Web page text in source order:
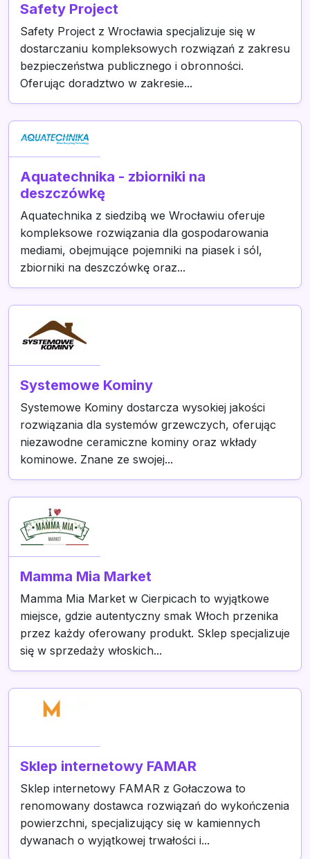
Safety Project
Safety Project z Wrocławia specjalizuje się w
dostarczaniu kompleksowych rozwiązań z zakresu
bezpieczeństwa publicznego i obronności.
Oferując doradztwo w zakresie...
Aquatechnika - zbiorniki na
deszczówkę
Aquatechnika z siedzibą we Wrocławiu oferuje
kompleksowe rozwiązania dla gospodarowania
mediami, obejmujące pojemniki na piasek i sól,
zbiorniki na deszczówkę oraz...
Systemowe Kominy
Systemowe Kominy dostarcza wysokiej jakości
rozwiązania dla systemów grzewczych, oferując
niezawodne ceramiczne kominy oraz wkłady
kominowe. Znane ze swojej...
Mamma Mia Market
Mamma Mia Market w Cierpicach to wyjątkowe
miejsce, gdzie autentyczny smak Włoch przenika
przez każdy oferowany produkt. Sklep specjalizuje
się w sprzedaży włoskich...
Sklep internetowy FAMAR
Sklep internetowy FAMAR z Gołaczowa to
renomowany dostawca rozwiązań do wykończenia
powierzchni, specjalizujący się w kamiennych
dywanach o wyjątkowej trwałości i...